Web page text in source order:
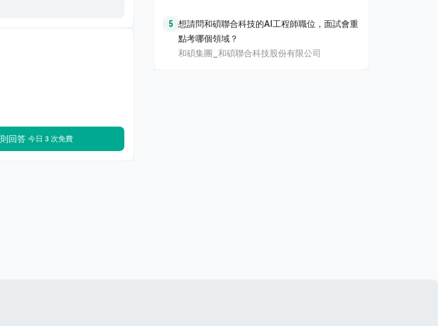
回答 今日 3 次免費
5 想請問和碩聯合科技的AI工程師職位，面試會重
點考哪個領域？
和碩集團_和碩聯合科技股份有限公司